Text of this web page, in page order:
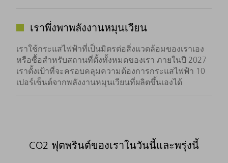
เราพึ่งพาพลังงานหมุนเวียน
เราใช้กระแสไฟฟ้าที่เป็นมิตรต่อสิ่งแวดล้อมของเราเอง
หรือซื้อสำหรับสถานที่ตั้งทั้งหมดของเรา ภายในปี 2027
เราตั้งเป้าที่จะครอบคลุมความต้องการกระแสไฟฟ้า 10
เปอร์เซ็นต์จากพลังงานหมุนเวียนที่ผลิตขึ้นเองได้
CO2 ฟุตพรินต์ของเราในวันนี้และพรุ่งนี้